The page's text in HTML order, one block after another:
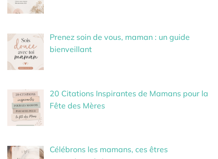
Prenez soin de vous, maman : un guide
bienveillant
20 Citations Inspirantes de Mamans pour la
Fête des Mères
Célébrons les mamans, ces êtres